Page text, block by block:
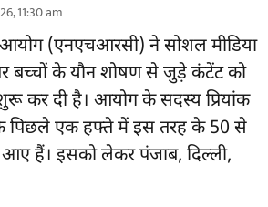
11:30 am
आयोग(एनएचआरसी) ने सोशल मीडिया
पर बच्चों के यौन शोषण से जुड़े कंटेंट को
कर दी है। आयोग के सदस्य प्रियांक
पिछले एक हफ्ते में इस तरह के 50 से
आए हैं। इसको लेकर पंजाब, दिल्ली,